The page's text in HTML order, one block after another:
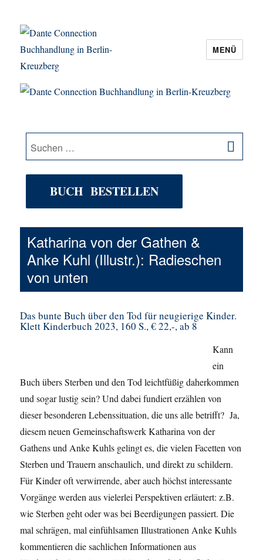
Dante Connection Buchhandlung in
MENÜ
Suche
nach:
BUCH BESTELLEN
Katharina von der Gathen &
Anke Kuhl (Illustr.): Radieschen
von unten
Das bunte Buch über den Tod für neugierige Kinder.
Klett Kinderbuch 2023, 160 S., € 22,-, ab 8
Kann
ein
Buch übers Sterben und den Tod leichtfüßig daherkommen
und sogar lustig sein? Und dabei fundiert erzählen von
dieser besonderen Lebenssituation, die uns alle betrifft? Ja,
diesem neuen Gemeinschaftswerk Katharina von der
Gathens und Anke Kuhls gelingt es, die vielen Facetten von
Sterben und Trauern anschaulich, und direkt zu schildern.
Für Kinder oft verwirrende, aber auch höchst interessante
Vorgänge werden aus vielerlei Perspektiven erläutert: z.B.
wie Sterben geht oder was bei Beerdigungen passiert. Die
mal schrägen, mal einfühlsamen Illustrationen Anke Kuhls
kommentieren die sachlichen Informationen aus